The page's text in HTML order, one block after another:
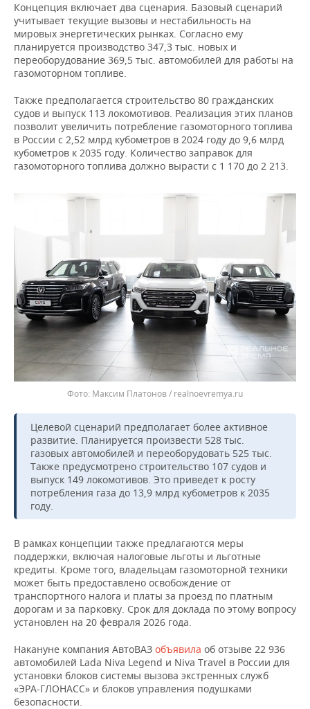
ВОДНЫЕ ВИДЫ СПОРТА
ХОККЕЙ С МЯЧОМ
ОБРАЗОВАНИЕ
ПРОИСШЕСТВИЯ
Концепция включает два сценария. Базовый сценарий
учитывает текущие вызовы и нестабильность на
мировых энергетических рынках. Согласно ему
планируется производство 347,3 тыс. новых и
переоборудование 369,5 тыс. автомобилей для работы на
газомоторном топливе.
Также предполагается строительство 80 гражданских
судов и выпуск 113 локомотивов. Реализация этих планов
позволит увеличить потребление газомоторного топлива
в России с 2,52 млрд кубометров в 2024 году до 9,6 млрд
кубометров к 2035 году. Количество заправок для
газомоторного топлива должно вырасти с 1 170 до 2 213.
Максим Платонов / realnoevremya.ru
Целевой сценарий предполагает более активное
развитие. Планируется произвести 528 тыс.
газовых автомобилей и переоборудовать 525 тыс.
Также предусмотрено строительство 107 судов и
выпуск 149 локомотивов. Это приведет к росту
потребления газа до 13,9 млрд кубометров к 2035
году.
В рамках концепции также предлагаются меры
поддержки, включая налоговые льготы и льготные
кредиты. Кроме того, владельцам газомоторной техники
может быть предоставлено освобождение от
транспортного налога и платы за проезд по платным
дорогам и за парковку. Срок для доклада по этому вопросу
установлен на 20 февраля 2026 года.
Накануне компания АвтоВАЗ объявила об отзыве 22 936
автомобилей Lada Niva Legend и Niva Travel в России для
установки блоков системы вызова экстренных служб
«ЭРА-ГЛОНАСС» и блоков управления подушками
безопасности.